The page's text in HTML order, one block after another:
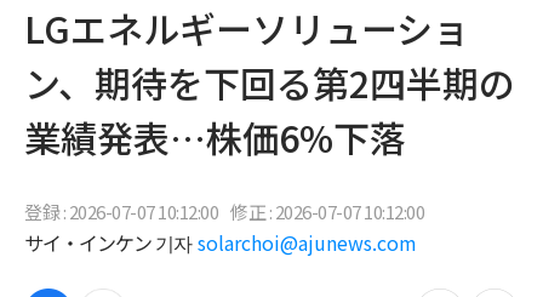
LGエネルギーソリューショ
ン、期待を下回る第2四半期の
業績発表…株価6%下落
登録 : 2026-07-07 10:12:00 修正 : 2026-07-07 10:12:00
サイ・インケン 기자 solarchoi@ajunews.com